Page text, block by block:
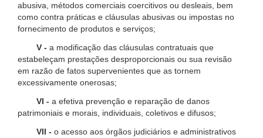
abusiva, métodos comerciais coercitivos ou desleais, bem
como contra práticas e cláusulas abusivas ou impostas no
fornecimento de produtos e serviços;
V - a modificação das cláusulas contratuais que
estabeleçam prestações desproporcionais ou sua revisão
em razão de fatos supervenientes que as tornem
excessivamente onerosas;
VI - a efetiva prevenção e reparação de danos
patrimoniais e morais, individuais, coletivos e difusos;
VII - o acesso aos órgãos judiciários e administrativos